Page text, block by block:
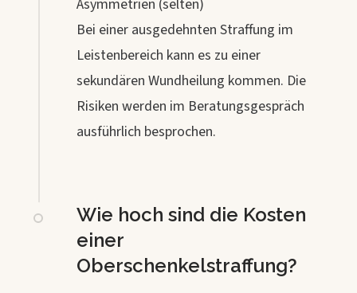
Asymmetrien (selten)
Bei einer ausgedehnten Straffung im
Leistenbereich kann es zu einer
sekundären Wundheilung kommen. Die
Risiken werden im Beratungsgespräch
ausführlich besprochen.
Wie hoch sind die Kosten
einer
Oberschenkelstraffung?